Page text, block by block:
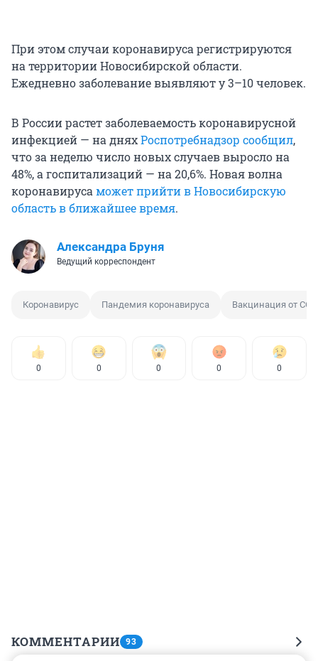
При этом случаи коронавируса регистрируются
на территории Новосибирской области.
Ежедневно заболевание выявляют у 3–10 человек.
В России растет заболеваемость коронавирусной
инфекцией — на дняхРоспотребнадзор сообщил,
что за неделю число новых случаев выросло на
48%, а госпитализаций — на 20,6%. Новая волна
коронавирусаможет прийти в Новосибирскую
область в ближайшее время.
Александра Бруня
Ведущий корреспондент
Коронавирус Пандемия коронавируса Вакцинация от
0 0 0 0 0
КОММЕНТАРИИ 93